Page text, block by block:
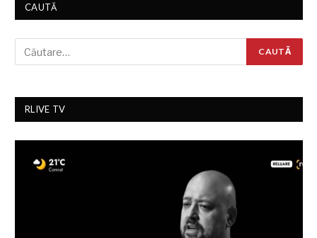
CAUTĂ
RLIVE TV